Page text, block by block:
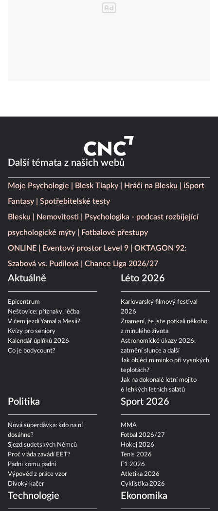
Další témata z našich webů
Moje Psychologie Blesk Tlapky Hráči na Blesku
iSport
Fantasy
Spotřebitelské testy
Blesku
Nemovitosti
Psychologika - podcast rozbíjející
psychologické mýty
Fotbalové přestupy
ONLINE
Eventový prostor Level 9
OKTAGON 92:
Szabová vs. Pudilová
Chance Liga 2026/27
Aktuálně
Epicentrum
Neštovice: příznaky, léčba
V čem jezdí Yamal a Mesii?
Kvízy pro seniory
Kalendář úplňků 2026
Co je bodycount?
Léto 2026
Karlovarský filmový festival
2026
Znamení, že jste potkali někoho
z minulého života
Astronomické úkazy 2026:
zatmění slunce a další
Jak obléci miminko při vysokých
teplotách?
Jak na dokonalé letní mojito
6 lehkých letních salátů
Politika
Nová superdávka: kdo na ní
dosáhne?
Sjezd sudetských Němců
Proč vláda zavádí EET?
Padni komu padni
Výpověď z práce vzor
Divoký kačer
Sport 2026
MMA
Fotbal 2026/27
Hokej 2026
Tenis 2026
F1 2026
Atletika 2026
Cyklistika 2026
Technologie Ekonomika